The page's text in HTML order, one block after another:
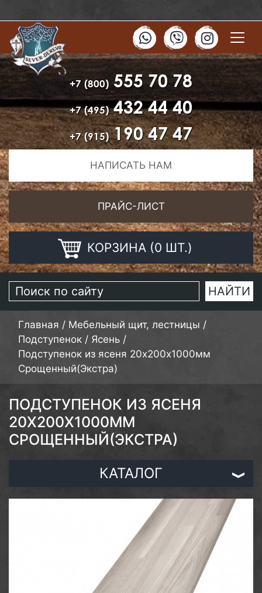
+7 (800) 555 70 78
+7 (495)432 44 40
+7 (915)190 47 47
НАПИСАТЬ НАМ
ПРАЙС-ЛИСТ
КОРЗИНА (0 ШТ.)
Главная / Мебельный щит, лестницы /
Подступенок / Ясень /
Подступенок из ясеня 20х200х1000мм
Срощенный(Экстра)
ПОДСТУПЕНОК ИЗ ЯСЕНЯ
20Х200Х1000ММ
СРОЩЕННЫЙ(ЭКСТРА)
КАТАЛОГ